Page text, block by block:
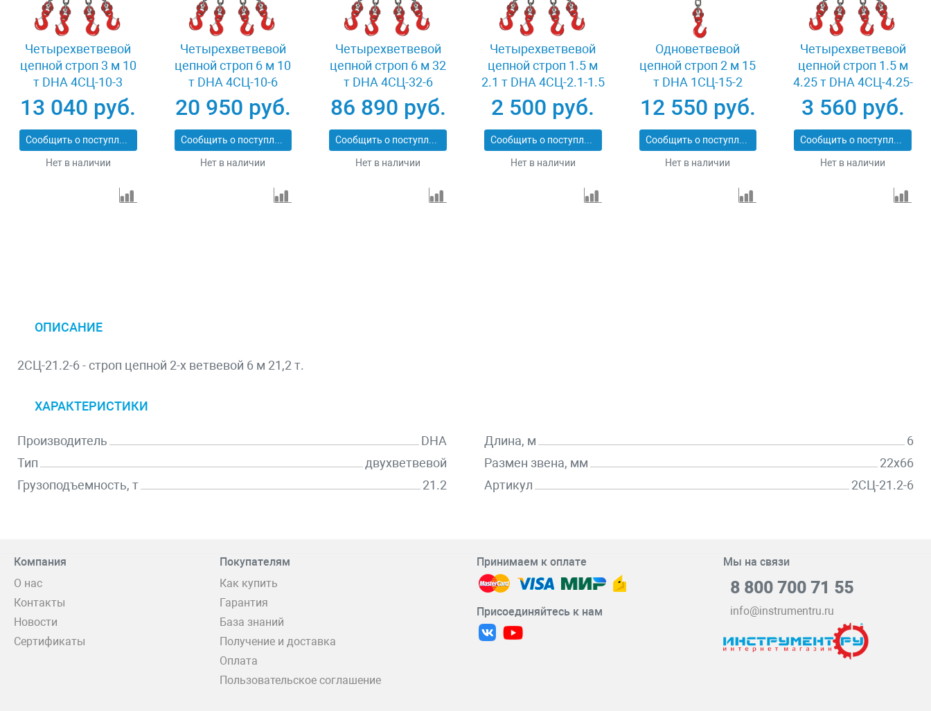
Четырехветвевой
цепной строп 3 м 10
т DHA 4СЦ-10-3
13 040 руб.
Сообщить о поступлении
Нет в наличии
Четырехветвевой
цепной строп 6 м 10
т DHA 4СЦ-10-6
20 950 руб.
Сообщить о поступлении
Нет в наличии
Четырехветвевой
цепной строп 6 м 32
т DHA 4СЦ-32-6
86 890 руб.
Сообщить о поступлении
Нет в наличии
Четырехветвевой
цепной строп 1.5 м
2.1 т DHA 4СЦ-2.1-1.5
2 500 руб.
Сообщить о поступлении
Нет в наличии
Одноветвевой
цепной строп 2 м 15
т DHA 1СЦ-15-2
12 550 руб.
Сообщить о поступлении
Нет в наличии
Четырехветвевой
цепной строп 1.5 м
4.25 т DHA 4СЦ-4.25-
1.5
3 560 руб.
Сообщить о поступлении
Нет в наличии
ОПИСАНИЕ
2СЦ-21.2-6 - строп цепной 2-х ветвевой 6 м 21,2 т.
ХАРАКТЕРИСТИКИ
Производитель
DHA
Тип
двухветвевой
Грузоподъемность, т
21.2
Длина, м
6
Размен звена, мм
22х66
Артикул
2СЦ-21.2-6
Компания
О нас
Контакты
Новости
Сертификаты
Покупателям
Как купить
Гарантия
База знаний
Получение и доставка
Оплата
Пользовательское соглашение
Принимаем к оплате
Присоединяйтесь к нам
Мы на связи
8 800 700 71 55
info@instrumentru.ru